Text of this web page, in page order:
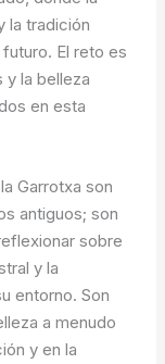
la tradición
El reto es
y la belleza
en esta
Garrotxa son
antiguos; son
sobre
y la
entorno. Son
a menudo
y en la